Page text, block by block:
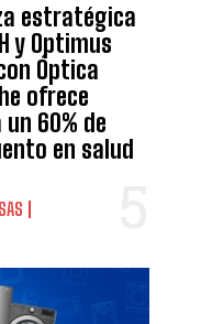
estratégica
y Optimus
Óptica
ofrece
60% de
en salud